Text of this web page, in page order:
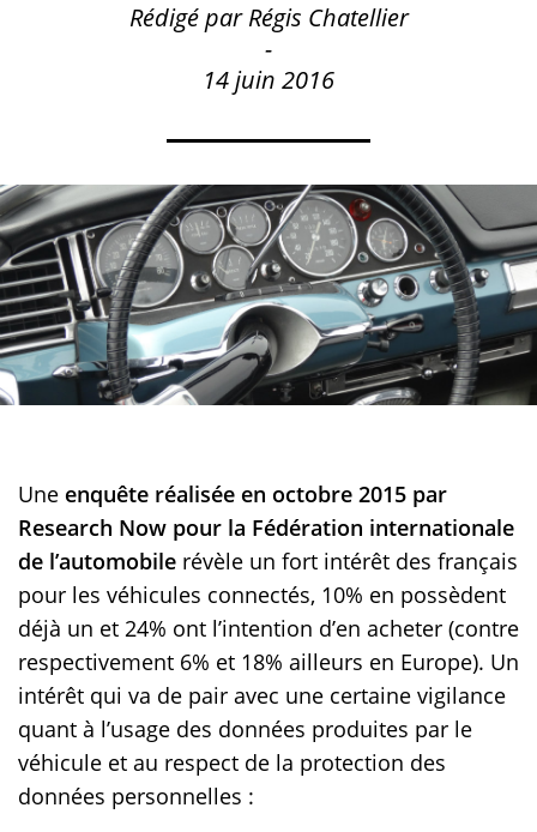
Rédigé par Régis Chatellier
-
14 juin 2016
Une enquête réalisée en octobre 2015 par
Research Now pour la Fédération internationale
de l’automobile révèle un fort intérêt des français
pour les véhicules connectés, 10% en possèdent
déjà un et 24% ont l’intention d’en acheter (contre
respectivement 6% et 18% ailleurs en Europe). Un
intérêt qui va de pair avec une certaine vigilance
quant à l’usage des données produites par le
véhicule et au respect de la protection des
données personnelles :